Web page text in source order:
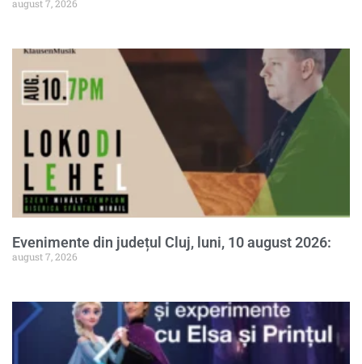
august 7, 2026
Evenimente din județul Cluj, luni, 10 august 2026:
august 7, 2026